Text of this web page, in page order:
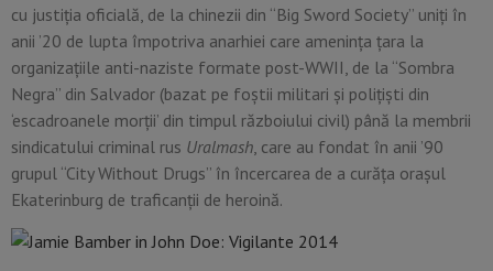
cu justiţia oficială, de la chinezii din “Big Sword Society” uniţi în
anii ’20 de lupta împotriva anarhiei care ameninţa ţara la
organizaţiile anti-naziste formate post-WWII, de la “Sombra
Negra” din Salvador (bazat pe foştii militari şi poliţişti din
‘escadroanele morţii’ din timpul războiului civil) până la membrii
sindicatului criminal rus Uralmash , care au fondat în anii ’90
grupul “City Without Drugs” în încercarea de a curăţa oraşul
Ekaterinburg de traficanţii de heroină.